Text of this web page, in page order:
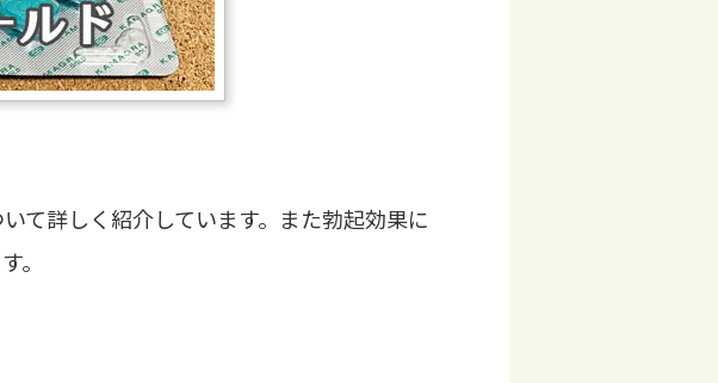
て詳しく紹介しています。また勃起効果に
。